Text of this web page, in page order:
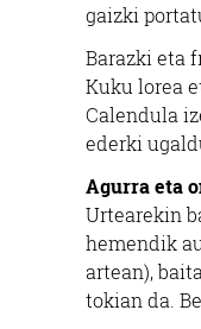
gaizki
Barazki eta
Kuku lorea
Calendula
ederki
Agurra eta
Urtearekin
hemendik
artean),
tokian da.